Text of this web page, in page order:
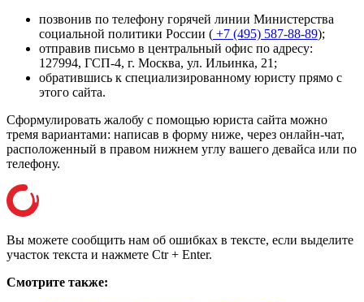
позвонив по телефону горячей линии Министерства
социальной политики России ( +7 (495) 587-88-89);
отправив письмо в центральный офис по адресу:
127994, ГСП-4, г. Москва, ул. Ильинка, 21 ;
обратившись к специализированному юристу прямо с
этого сайта.
Сформулировать жалобу с помощью юриста сайта можно
тремя вариантами: написав в форму ниже, через онлайн-чат,
расположенный в правом нижнем углу вашего девайса или по
телефону.
Вы можете сообщить нам об ошибках в тексте, если выделите
участок текста и нажмете Ctr + Enter.
Смотрите также: